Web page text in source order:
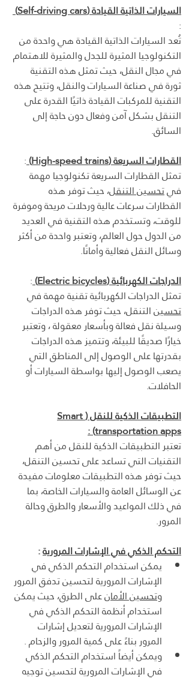
السيارات الذاتية القيادة (Self-driving cars)
:
تُعد السيارات الذاتية القيادة هي واحدة من
التكنولوجيا المثيرة للجدل والمثيرة للاهتمام
في مجال النقل، حيث تمثل هذه التقنية
ثورة في صناعة السيارات والنقل، وتتيح هذه
التقنية للمركبات القيادة ذاتيًا القدرة على
التنقل بشكل آمن وفعال دون حاجة إلى
السائق.
القطارات السريعة (High-speed trains)
:
تمثل القطارات السريعة تكنولوجيا مهمة
في تحسين التنقل، حيث توفر هذه
القطارات سرعات عالية ورحلات مريحة وموفرة
للوقت، وتستخدم هذه التقنية في العديد
من الدول حول العالم، وتعتبر واحدة من أكثر
وسائل النقل فعالية وأمانًا.
الدراجات الكهربائية (Electric bicycles)
:
تمثل الدراجات الكهربائية تقنية مهمة في
تحسين التنقل، حيث توفر هذه الدراجات
وسيلة نقل فعالة وبأسعار معقولة ، وتعتبر
خيارًا صديقًا للبيئة، وتتميز هذه الدراجات
بقدرتها على الوصول إلى المناطق التي
يصعب الوصول إليها بواسطة السيارات أو
الحافلات.
التطبيقات الذكية للنقل (Smart
transportation apps) :
تعتبر التطبيقات الذكية للنقل من أهم
التقنيات التي تساعد على تحسين التنقل،
حيث توفر هذه التطبيقات معلومات مفيدة
عن الوسائل العامة والسيارات الخاصة، بما
في ذلك المواعيد والأسعار والطرق وحالة
المرور.
التحكم الذكي في الإشارات المرورية :
يمكن استخدام التحكم الذكي في
الإشارات المرورية لتحسين تدفق المرور
وتحسين الأمان على الطرق، حيث يمكن
استخدام أنظمة التحكم الذكي في
الإشارات المرورية لتعديل إشارات
المرور بناءً على كمية المرور والزحام .
ويمكن أيضاً استخدام التحكم الذكي
في الإشارات المرورية لتحسين توجيه